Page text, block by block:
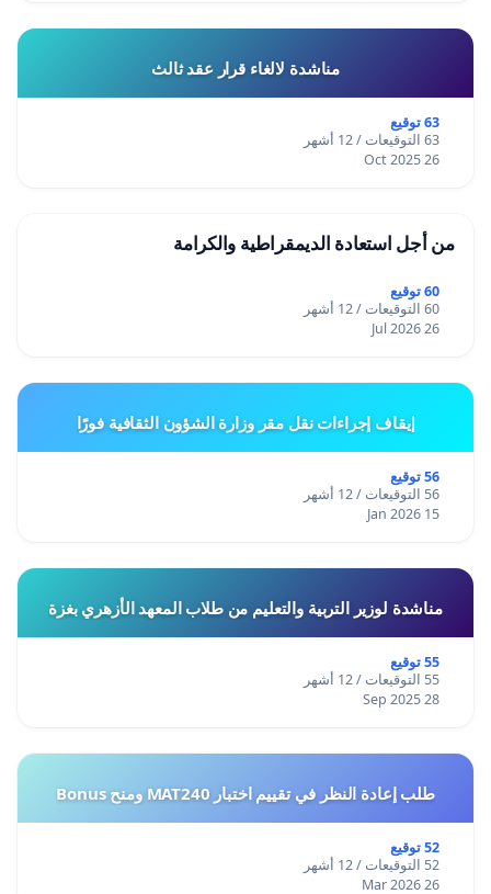
مناشدة لالغاء قرار عقد ثالث
63 توقيع
63 التوقيعات / 12 أشهر
26 Oct 2025
من أجل استعادة الديمقراطية والكرامة
60 توقيع
60 التوقيعات / 12 أشهر
26 Jul 2026
إيقاف إجراءات نقل مقر وزارة الشؤون الثقافية فورًا
56 توقيع
56 التوقيعات / 12 أشهر
15 Jan 2026
مناشدة لوزير التربية والتعليم من طلاب المعهد الأزهري بغزة
55 توقيع
55 التوقيعات / 12 أشهر
28 Sep 2025
طلب إعادة النظر في تقييم اختبار MAT240 ومنح Bonus
52 توقيع
52 التوقيعات / 12 أشهر
26 Mar 2026